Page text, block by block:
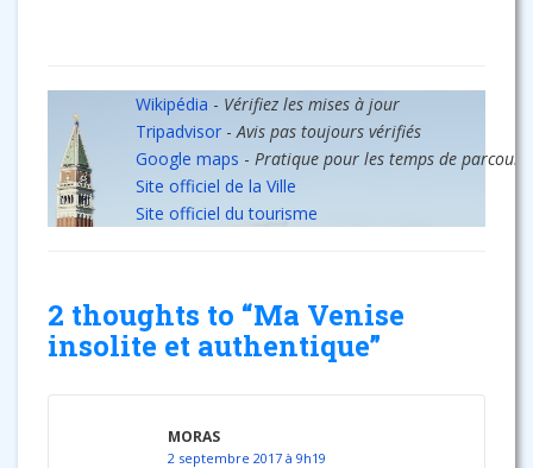
Wikipédia - Vérifiez les mises à jour
Tripadvisor- Avis pas toujours vérifiés
Google maps - Pratique pour les temps de parcours
Site officiel de la Ville
Site officiel du tourisme
2 thoughts to “Ma Venise
insolite et authentique”
MORAS
2 septembre 2017 à 9h19